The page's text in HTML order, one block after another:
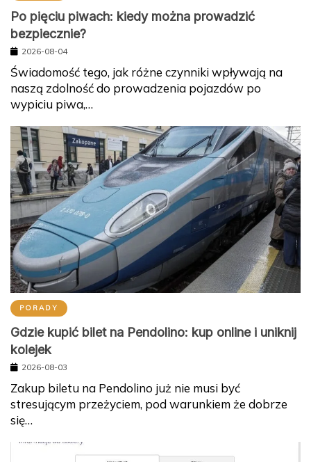
Po pięciu piwach: kiedy można prowadzić
bezpiecznie?
2026-08-04
Świadomość tego, jak różne czynniki wpływają na
naszą zdolność do prowadzenia pojazdów po
wypiciu piwa,…
PORADY
Gdzie kupić bilet na Pendolino: kup online i uniknij
kolejek
2026-08-03
Zakup biletu na Pendolino już nie musi być
stresującym przeżyciem, pod warunkiem że dobrze
się…